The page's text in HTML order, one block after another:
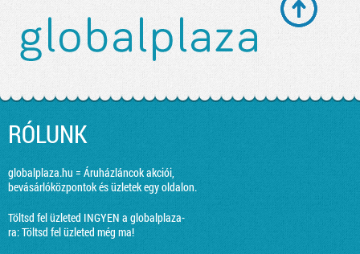
RÓLUNK
globalplaza.hu = Áruházláncok akciói,
bevásárlóközpontok és üzletek egy oldalon.
Töltsd fel üzleted INGYEN a globalplaza-
ra:Töltsd fel üzleted még ma!